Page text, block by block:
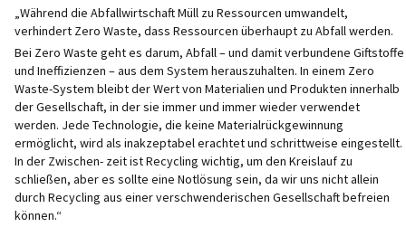
„Während die Abfallwirtschaft Müll zu Ressourcen umwandelt,
verhindert Zero Waste, dass Ressourcen überhaupt zu Abfall werden.
Bei Zero Waste geht es darum, Abfall – und damit verbundene Giftstoffe
und Ineffizienzen – aus dem System herauszuhalten. In einem Zero
Waste-System bleibt der Wert von Materialien und Produkten innerhalb
der Gesellschaft, in der sie immer und immer wieder verwendet
werden. Jede Technologie, die keine Materialrückgewinnung
ermöglicht, wird als inakzeptabel erachtet und schrittweise eingestellt.
In der Zwischen- zeit ist Recycling wichtig, um den Kreislauf zu
schließen, aber es sollte eine Notlösung sein, da wir uns nicht allein
durch Recycling aus einer verschwenderischen Gesellschaft befreien
können.“